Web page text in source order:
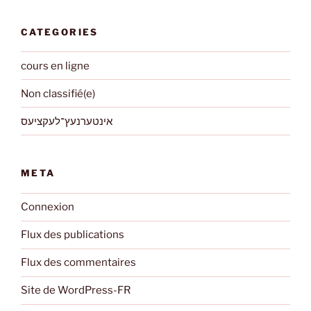
CATEGORIES
cours en ligne
Non classifié(e)
אינטערנעץ־לעקציעס
META
Connexion
Flux des publications
Flux des commentaires
Site de WordPress-FR